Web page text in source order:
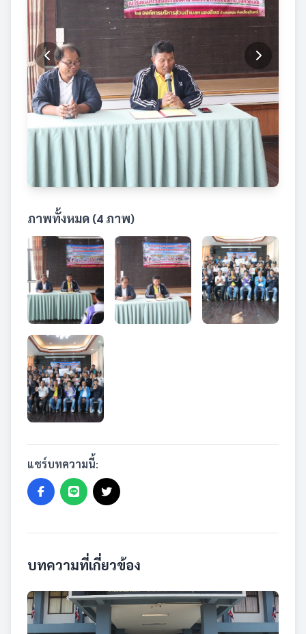
ภาพทั้งหมด (4 ภาพ)
แชร์บทความนี้:
บทความที่เกี่ยวข้อง